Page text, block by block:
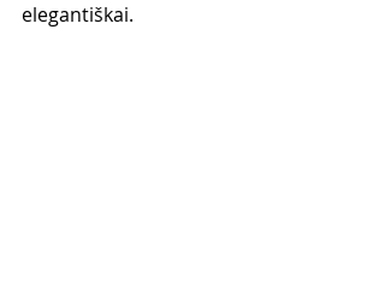
elegantiškai.